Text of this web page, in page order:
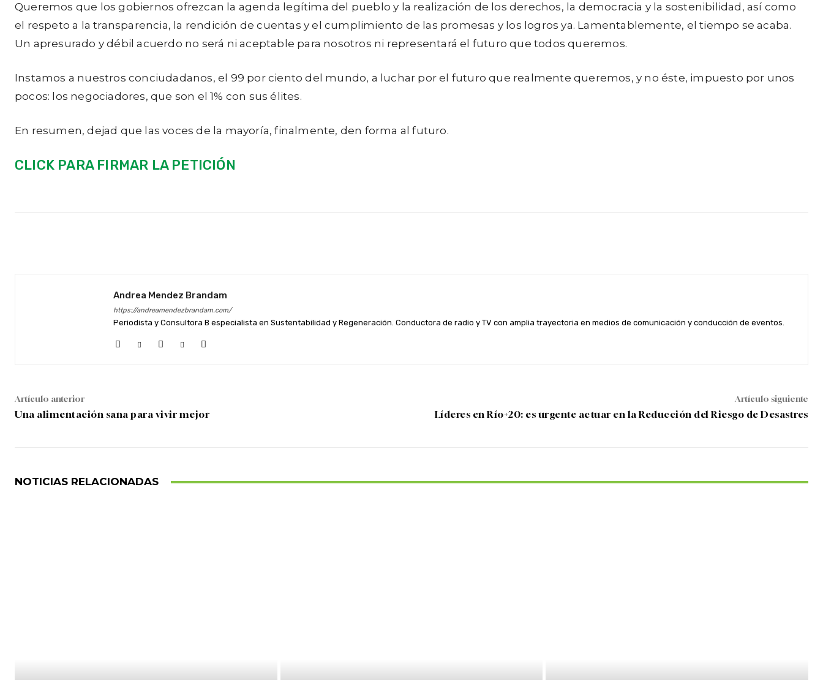
Queremos que los gobiernos ofrezcan la agenda legítima del pueblo y la realización de los derechos, la democracia y la sostenibilidad, así como
el respeto a la transparencia, la rendición de cuentas y el cumplimiento de las promesas y los logros ya. Lamentablemente, el tiempo se acaba.
Un apresurado y débil acuerdo no será ni aceptable para nosotros ni representará el futuro que todos queremos.
Instamos a nuestros conciudadanos, el 99 por ciento del mundo, a luchar por el futuro que realmente queremos, y no éste, impuesto por unos
pocos: los negociadores, que son el 1% con sus élites.
En resumen, dejad que las voces de la mayoría, finalmente, den forma al futuro.
CLICK PARA FIRMAR LA PETICIÓN
Andrea Mendez Brandam
https://andreamendezbrandam.com/
Periodista y Consultora B especialista en Sustentabilidad y Regeneración. Conductora de radio y TV con amplia trayectoria en medios de comunicación y conducción de eventos.
Artículo anterior
Una alimentación sana para vivir mejor
Artículo siguiente
Líderes en Río+20: es urgente actuar en la Reducción del Riesgo de Desastres
NOTICIAS RELACIONADAS